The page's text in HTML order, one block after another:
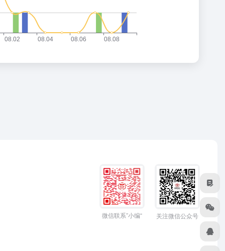
微信联系”小编“ 关注微信公众号